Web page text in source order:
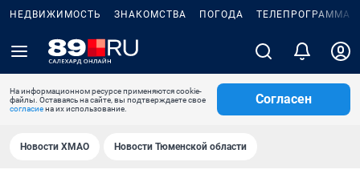
НЕДВИЖИМОСТЬ ЗНАКОМСТВА ПОГОДА ТЕЛЕПРОГРАММА
На информационном ресурсе применяются cookie-
файлы. Оставаясь на сайте, вы подтверждаете свое
согласиена их использование.
Согласен
Новости ХМАО Новости Тюменской области